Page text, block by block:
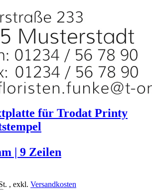
für Trodat Printy
| 9 Zeilen
, exkl. Versandkosten